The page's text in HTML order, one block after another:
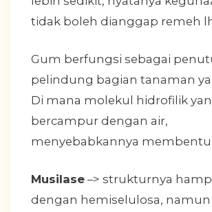
tidak boleh dianggap remeh
Gum berfungsi sebagai
pelindung bagian tanaman
Di mana molekul hidrofilik
bercampur dengan air,
menyebabkannya
Musilase –> strukturnya
dengan hemiselulosa,